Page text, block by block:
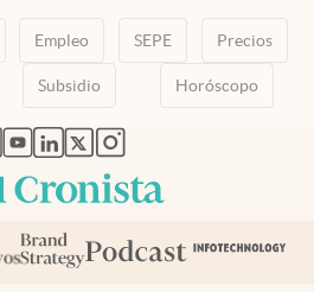
Empleo SEPE Precios
Subsidio Horóscopo
abre en nueva pestaña
abre en nueva pestaña
abre en nueva pestaña
abre en nueva pestaña
abre en nueva pestaña